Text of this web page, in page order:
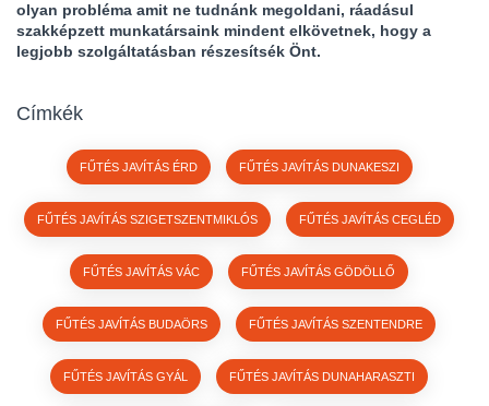
olyan probléma amit ne tudnánk megoldani, ráadásul
szakképzett munkatársaink mindent elkövetnek, hogy a
legjobb szolgáltatásban részesítsék Önt.
Címkék
FŰTÉS JAVÍTÁS ÉRD FŰTÉS JAVÍTÁS DUNAKESZI
FŰTÉS JAVÍTÁS SZIGETSZENTMIKLÓS FŰTÉS JAVÍTÁS CEGLÉD
FŰTÉS JAVÍTÁS VÁC FŰTÉS JAVÍTÁS GÖDÖLLŐ
FŰTÉS JAVÍTÁS BUDAÖRS FŰTÉS JAVÍTÁS SZENTENDRE
FŰTÉS JAVÍTÁS GYÁL FŰTÉS JAVÍTÁS DUNAHARASZTI